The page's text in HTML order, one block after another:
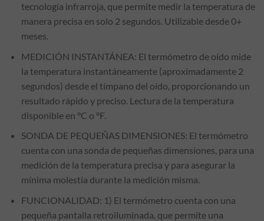
tecnología infrarroja, que permite medir la temperatura de
manera precisa en solo 2 segundos. Utilizable desde 0+
meses.
MEDICIÓN INSTANTÁNEA: El termómetro de oído mide
la temperatura instantáneamente (aproximadamente 2
segundos) desde el tímpano del oído, proporcionando un
resultado rápido y preciso. Lectura de la temperatura
disponible en °C o °F.
SONDA DE PEQUEÑAS DIMENSIONES: El termómetro
cuenta con una sonda de pequeñas dimensiones, para una
medición de la temperatura precisa y para asegurar la
mínima molestia durante la medición misma.
FUNCIONALIDAD: 1) El termómetro cuenta con una
pequeña pantalla retroiluminada, que permite una